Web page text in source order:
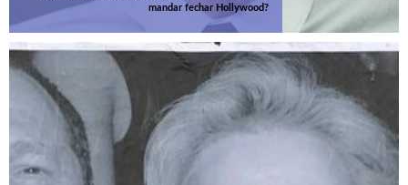
mandar fechar Hollywood?